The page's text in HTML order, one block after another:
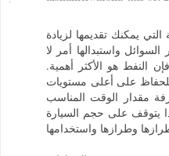
يمكنك تقديمها لزيادة
واستبدالها أمر لا
النفط هو الأكثر أهمية.
على أعلى مستويات
مقدار الوقت المناسب
يتوقف على حجم السيارة